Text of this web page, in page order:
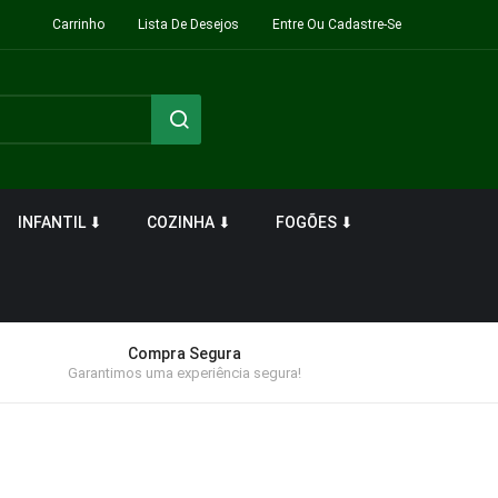
Carrinho Lista De Desejos Entre Ou Cadastre-Se
INFANTIL ⬇ COZINHA ⬇ FOGÕES ⬇
Compra Segura
Garantimos uma experiência segura!